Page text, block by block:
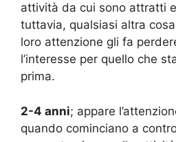
attività da cui sono attratti
tuttavia, qualsiasi altra
loro attenzione gli fa
l’interesse per quello che
prima.
2-4 anni; appare
quando cominciano a